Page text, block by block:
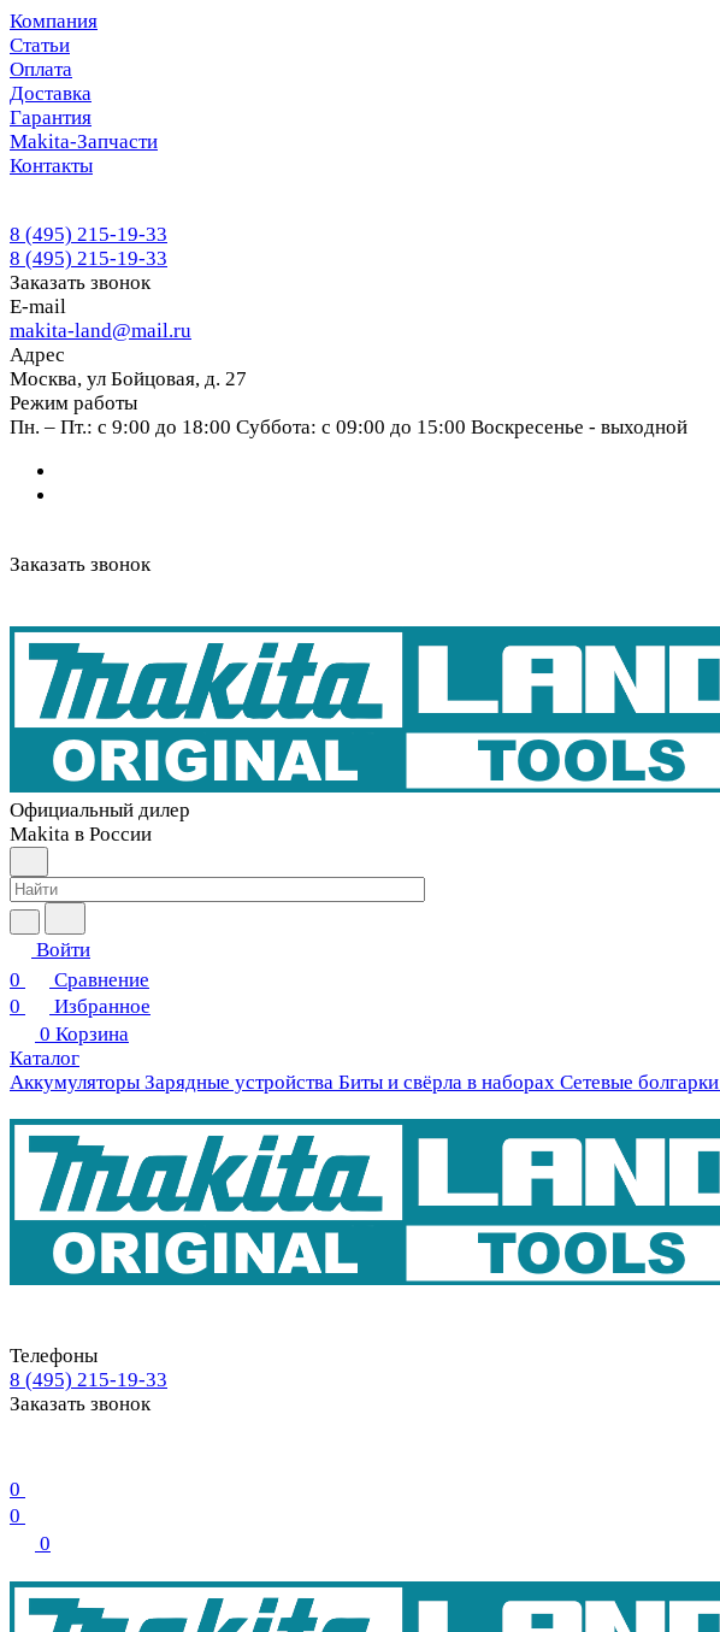
Компания
Статьи
Оплата
Доставка
Гарантия
Makita-Запчасти
Контакты
8 (495) 215-19-33
8 (495) 215-19-33
Заказать звонок
E-mail
makita-land@mail.ru
Адрес
Москва, ул Бойцовая, д. 27
Режим работы
Пн. – Пт.: с 9:00 до 18:00 Суббота: с 09:00 до 15:00 Воскресенье - выходной
Заказать звонок
Официальный дилер
Makita в России
Войти
0
Сравнение
0
Избранное
0 Корзина
Каталог
Аккумуляторы Зарядные устройства Биты и свёрла в наборах Сетевые болгарки
Телефоны
8 (495) 215-19-33
Заказать звонок
0
0
0